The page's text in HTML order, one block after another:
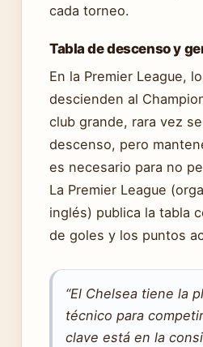
cada torneo.
Tabla de descenso y
En la Premier League,
descienden al
club grande, rara vez
descenso, pero
es necesario para no
La Premier League
inglés) publica la tabla
de goles y los puntos
“El Chelsea tiene la
técnico para
clave está en la